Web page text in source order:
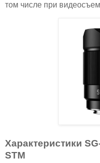
том числе при
Характеристики
STM